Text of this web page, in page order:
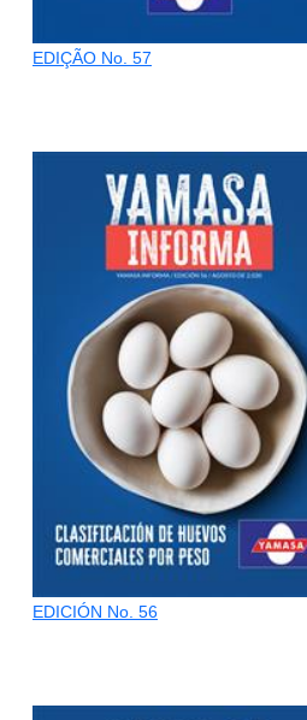
EDIÇÃO No. 57
EDICIÓN No. 56